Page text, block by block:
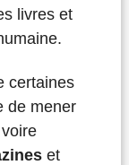
livres et
certaines
de mener
et